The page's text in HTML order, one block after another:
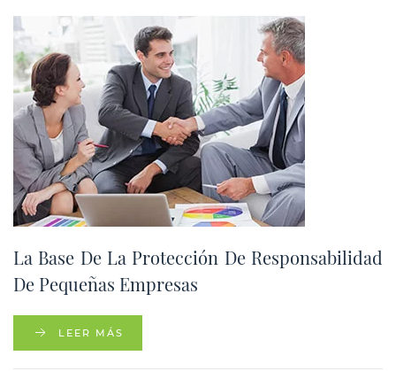
La Base De La Protección De Responsabilidad
De Pequeñas Empresas
LEER MÁS